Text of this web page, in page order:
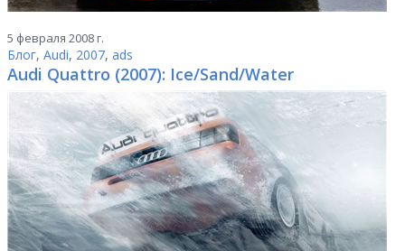
5 февраля 2008 г.
Блог, Audi, 2007, ads
Audi Quattro (2007): Ice/Sand/Water